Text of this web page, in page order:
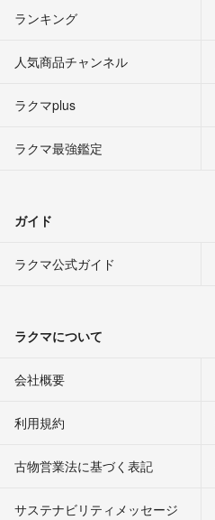
ランキング
人気商品チャンネル
ラクマplus
ラクマ最強鑑定
ガイド
ラクマ公式ガイド
ラクマについて
会社概要
利用規約
古物営業法に基づく表記
サステナビリティメッセージ